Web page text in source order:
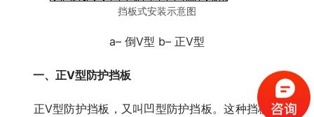
挡板式安装示意图
a– 倒V型 b– 正V型
一、正V型防护挡板
正V型防护挡板，又叫凹型防护挡板。这种挡板可让物